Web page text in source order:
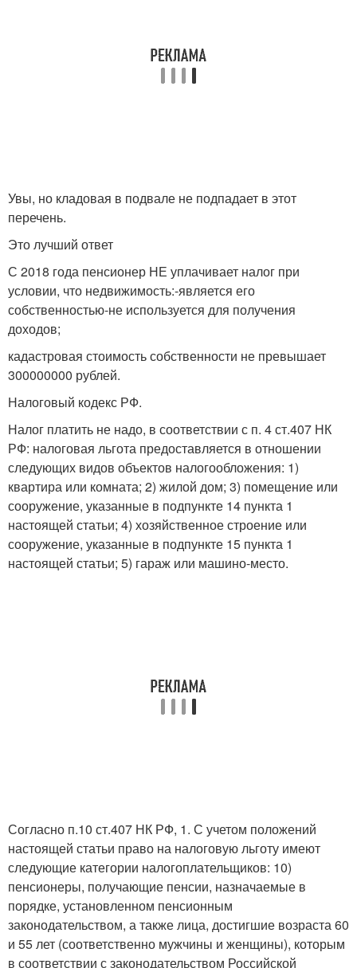
Увы, но кладовая в подвале не подпадает в этот
перечень.
Это лучший ответ
С 2018 года пенсионер НЕ уплачивает налог при
условии, что недвижимость:-является его
собственностью-не используется для получения
доходов;
кадастровая стоимость собственности не превышает
300000000 рублей.
Налоговый кодекс РФ.
Налог платить не надо, в соответствии с п. 4 ст.407 НК
РФ: налоговая льгота предоставляется в отношении
следующих видов объектов налогообложения: 1)
квартира или комната; 2) жилой дом; 3) помещение или
сооружение, указанные в подпункте 14 пункта 1
настоящей статьи; 4) хозяйственное строение или
сооружение, указанные в подпункте 15 пункта 1
настоящей статьи; 5) гараж или машино-место.
Согласно п.10 ст.407 НК РФ, 1. С учетом положений
настоящей статьи право на налоговую льготу имеют
следующие категории налогоплательщиков: 10)
пенсионеры, получающие пенсии, назначаемые в
порядке, установленном пенсионным
законодательством, а также лица, достигшие возраста 60
и 55 лет (соответственно мужчины и женщины), которым
в соответствии с законодательством Российской